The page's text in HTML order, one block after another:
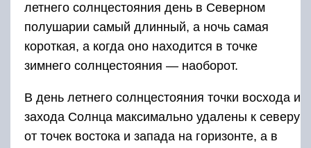
летнего солнцестояния день в Северном
полушарии самый длинный, а ночь самая
корот­кая, а когда оно находится в точке
зимнего солнцестояния — на­оборот.
В день летнего солнцестояния точки восхода и
захода Солнца максимально удалены к северу
от точек востока и запада на го­ризонте, а в